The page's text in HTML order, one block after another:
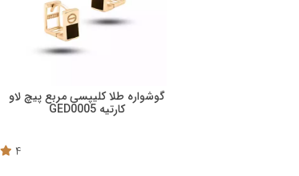
گوشواره طلا کلیپسی مربع پیچ لاو
کارتیه GED0005
4